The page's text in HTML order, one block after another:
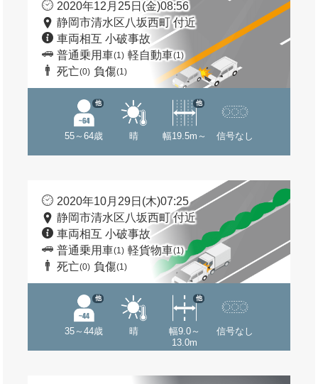
2020年12月25日(金)08:56
静岡市清水区八坂西町 付近
車両相互 小破事故
普通乗用車(1) 軽自動車(1)
死亡(0) 負傷(1)
55～64歳
他
晴 幅19.5m～
他
信号なし
2020年10月29日(木)07:25
静岡市清水区八坂西町 付近
車両相互 小破事故
普通乗用車(1) 軽貨物車(1)
死亡(0) 負傷(1)
35～44歳
他
晴
幅9.0～
13.0m
他
信号なし